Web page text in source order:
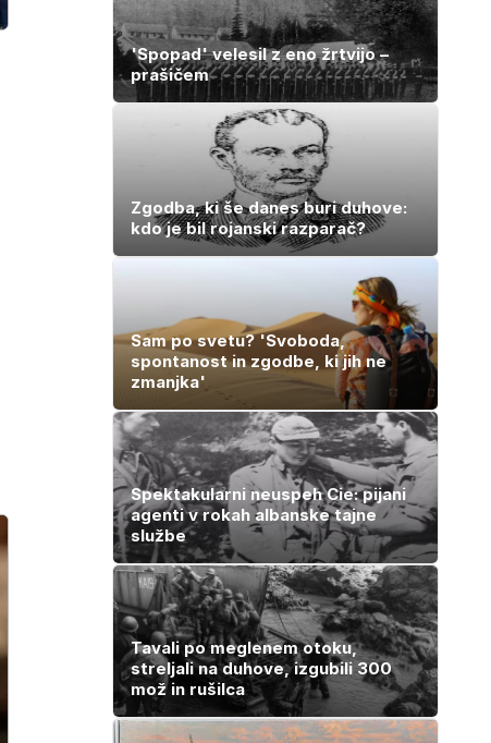
'Spopad' velesil z eno žrtvijo –
prašičem
Zgodba, ki še danes buri duhove:
kdo je bil rojanski razparač?
Sam po svetu? 'Svoboda,
spontanost in zgodbe, ki jih ne
zmanjka'
Spektakularni neuspeh Cie: pijani
agenti v rokah albanske tajne
službe
Tavali po meglenem otoku,
streljali na duhove, izgubili 300
mož in rušilca